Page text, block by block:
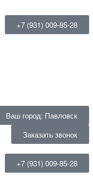
+7 (931) 009-85-28
Ваш город: Павловск
Заказать звонок
+7 (931) 009-85-28